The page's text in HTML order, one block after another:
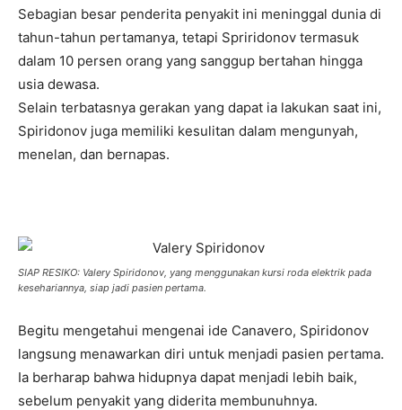
Sebagian besar penderita penyakit ini meninggal dunia di
tahun-tahun pertamanya, tetapi Spriridonov termasuk
dalam 10 persen orang yang sanggup bertahan hingga
usia dewasa.
Selain terbatasnya gerakan yang dapat ia lakukan saat ini,
Spiridonov juga memiliki kesulitan dalam mengunyah,
menelan, dan bernapas.
SIAP RESIKO: Valery Spiridonov, yang menggunakan kursi roda elektrik pada
kesehariannya, siap jadi pasien pertama.
Begitu mengetahui mengenai ide Canavero, Spiridonov
langsung menawarkan diri untuk menjadi pasien pertama.
Ia berharap bahwa hidupnya dapat menjadi lebih baik,
sebelum penyakit yang diderita membunuhnya.